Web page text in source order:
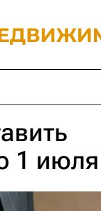
1 июля